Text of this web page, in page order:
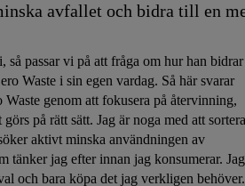
avfallet och bidra till en
passar vi på att fråga om hur han bidrar
Waste i sin egen vardag. Så här svarar
genom att fokusera på återvinning,
på rätt sätt. Jag är noga med att sortera
aktivt minska användningen av
tänker jag efter innan jag konsumerar. Jag
och bara köpa det jag verkligen behöver.